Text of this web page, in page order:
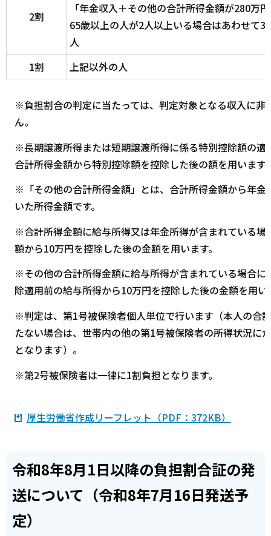
2割
「年金収入＋その他の合計所得金額が280万
65歳以上の人が2人以上いる場合はあわせて
人
1割
上記以外の人
※負担割合の判定に当たっては、判定対象となる収入に非
ん。
※長期譲渡所得または短期譲渡所得に係る特別控除額の適
合計所得金額から特別控除額を控除した後の額を用います
※「その他の合計所得金額」とは、合計所得金額から年金
いた所得金額です。
※合計所得金額に給与所得又は年金所得が含まれている場
額から10万円を控除した後の金額を用います。
※その他の合計所得金額に給与所得が含まれている場合に
除適用前の給与所得から10万円を控除した後の金額を用い
※判定は、第1号被保険者個人単位で行います（本人の合
たない場合は、世帯内の他の第1号被保険者の所得状況に
となります）。
※第2号被保険者は一律に1割負担となります。
厚生労働省作成リーフレット（PDF：372KB）
令和8年8月1日以降の負担割合証の発
送について（令和8年7月16日発送予
定）